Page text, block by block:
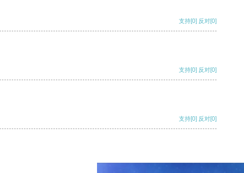
支持[0] 反对[0]
支持[0] 反对[0]
支持[0] 反对[0]